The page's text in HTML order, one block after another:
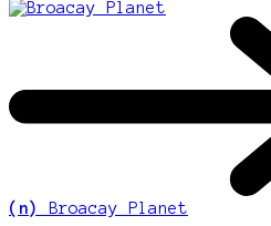
(n)
Broacay Planet